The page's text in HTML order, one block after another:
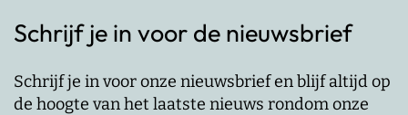
Schrijf je in voor de nieuwsbrief
Schrijf je in voor onze nieuwsbrief en blijf altijd op
de hoogte van het laatste nieuws rondom onze